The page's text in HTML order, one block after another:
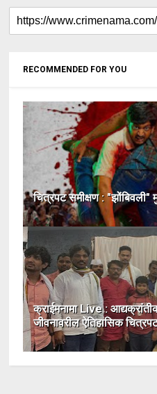
RECOMMENDED FOR YOU
चित्रपट समीक्षण : "झोंबिवली"
क्राईमनामा Live :
जीवनावरील ऐतिहासिक